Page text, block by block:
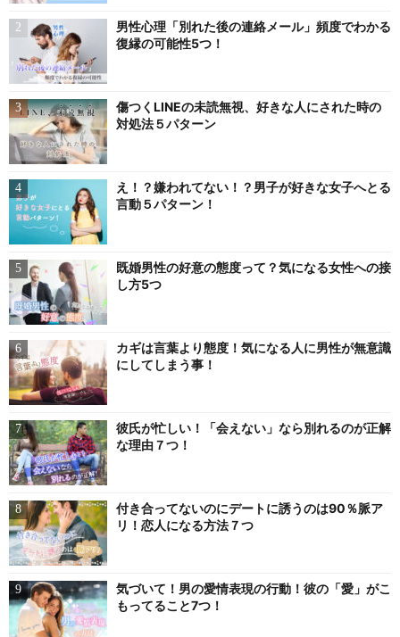
男性心理「別れた後の連絡メール」頻度でわかる
復縁の可能性5つ！
傷つくLINEの未読無視、好きな人にされた時の
対処法５パターン
え！？嫌われてない！？男子が好きな女子へとる
言動５パターン！
既婚男性の好意の態度って？気になる女性への接
し方5つ
カギは言葉より態度！気になる人に男性が無意識
にしてしまう事！
彼氏が忙しい！「会えない」なら別れるのが正解
な理由７つ！
付き合ってないのにデートに誘うのは90％脈ア
リ！恋人になる方法７つ
気づいて！男の愛情表現の行動！彼の「愛」がこ
もってること7つ！